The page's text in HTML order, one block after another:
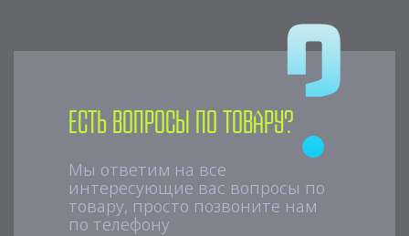
Есть вопросы по товару?
Мы ответим на все
интересующие вас вопросы по
товару, просто позвоните нам
по телефону